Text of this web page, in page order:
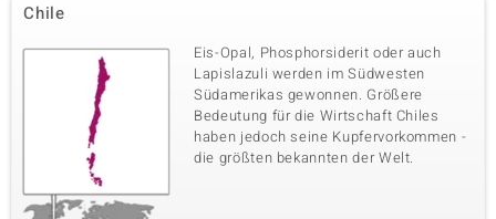
Chile
Eis-Opal, Phosphorsiderit oder auch
Lapislazuli werden im Südwesten
Südamerikas gewonnen. Größere
Bedeutung für die Wirtschaft Chiles
haben jedoch seine Kupfervorkommen -
die größten bekannten der Welt.